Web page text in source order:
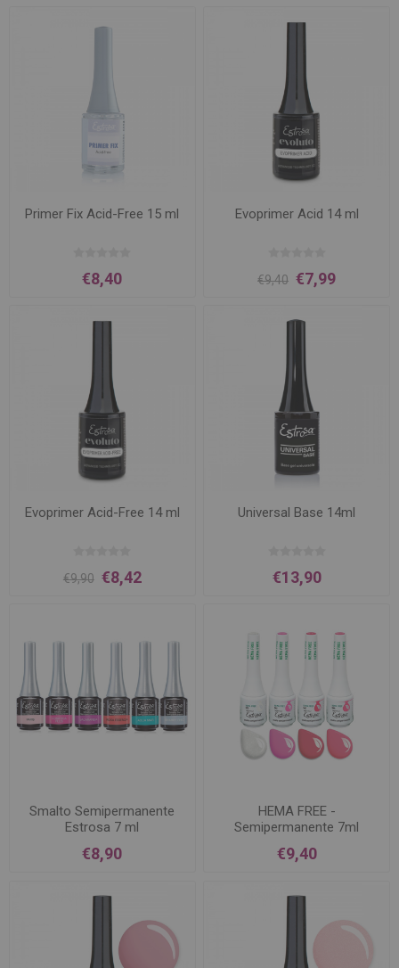
Primer Fix Acid-Free 15 ml
€8,40
Evoprimer Acid 14 ml
€9,40 €7,99
Evoprimer Acid-Free 14 ml
€9,90 €8,42
Universal Base 14ml
€13,90
Smalto Semipermanente
Estrosa 7 ml
€8,90
HEMA FREE -
Semipermanente 7ml
€9,40